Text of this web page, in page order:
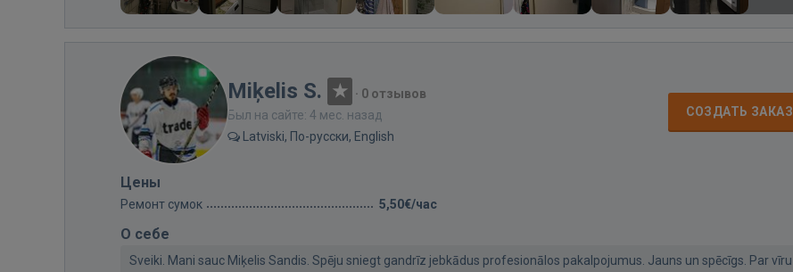
Miķelis S. · 0 отзывов
Был на сайте: 4 мес. назад
Latviski, По-русски, English
СОЗДАТЬ ЗАКАЗ
Цены
Ремонт сумок 5,50€/час
О себе
Sveiki. Mani sauc Miķelis Sandis. Spēju sniegt gandrīz jebkādus profesionālos pakalpojumus. Jauns un spēcīgs. Par vīru